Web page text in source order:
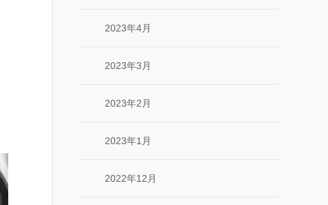
2023年4月
2023年3月
2023年2月
2023年1月
2022年12月